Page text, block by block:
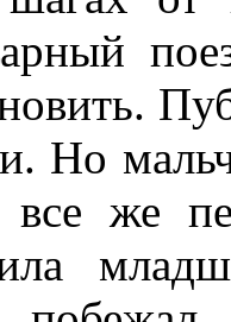
Но
все же